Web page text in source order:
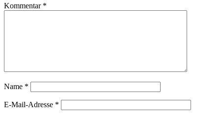
Kommentar *
Name *
E-Mail-Adresse *